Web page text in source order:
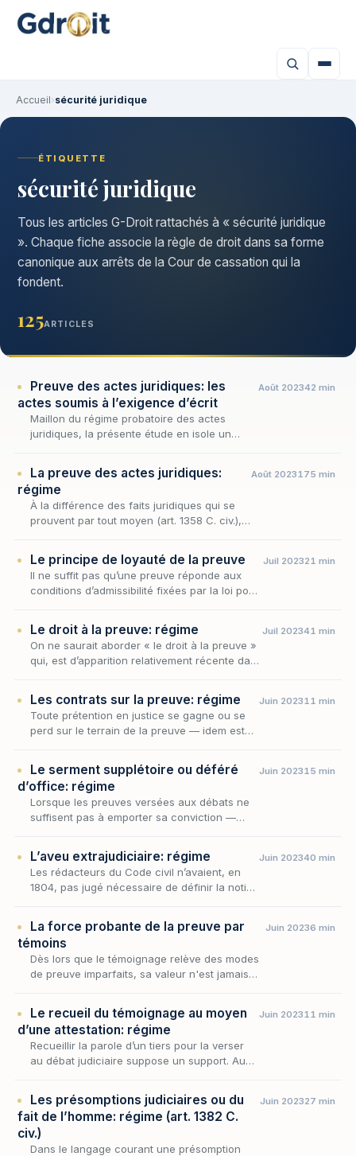
Accueil›sécurité juridique
ÉTIQUETTE
sécurité juridique
Tous les articles G-Droit rattachés à « sécurité juridique
». Chaque fiche associe la règle de droit dans sa forme
canonique aux arrêts de la Cour de cassation qui la
fondent.
125ARTICLES
Preuve des actes juridiques: les
actes soumis à l’exigence d’écrit
Maillon du régime probatoire des actes
juridiques, la présente étude en isole un
preuve pa…
Août 202342 min
La preuve des actes juridiques:
régime
À la différence des faits juridiques qui se
prouvent par tout moyen (art. 1358 C. civ.),
(art. 1359 C.…
Août 2023175 min
Le principe de loyauté de la preuve
Il ne suffit pas qu’une preuve réponde aux
conditions d’admissibilité fixées par la loi pour
Juil 202321 min
Le droit à la preuve: régime
On ne saurait aborder « le droit à la preuve »
qui, est d’apparition relativement récente dans
Juil 202341 min
Les contrats sur la preuve: régime
Toute prétention en justice se gagne ou se
perd sur le terrain de la preuve — idem est
une…
Juin 202311 min
Le serment supplétoire ou déféré
d’office: régime
Lorsque les preuves versées aux débats ne
suffisent pas à emporter sa conviction —
autorité, inviter…
Juin 202315 min
L’aveu extrajudiciaire: régime
Les rédacteurs du Code civil n’avaient, en
1804, pas jugé nécessaire de définir la notion
Juin 202340 min
La force probante de la preuve par
témoins
Dès lors que le témoignage relève des modes
de preuve imparfaits, sa valeur n'est jamais
l'…
Juin 20236 min
Le recueil du témoignage au moyen
d’une attestation: régime
Recueillir la parole d’un tiers pour la verser
au débat judiciaire suppose un support. Aux
Juin 202311 min
Les présomptions judiciaires ou du
fait de l’homme: régime (art. 1382 C.
civ.)
Dans le langage courant une présomption
Juin 202327 min